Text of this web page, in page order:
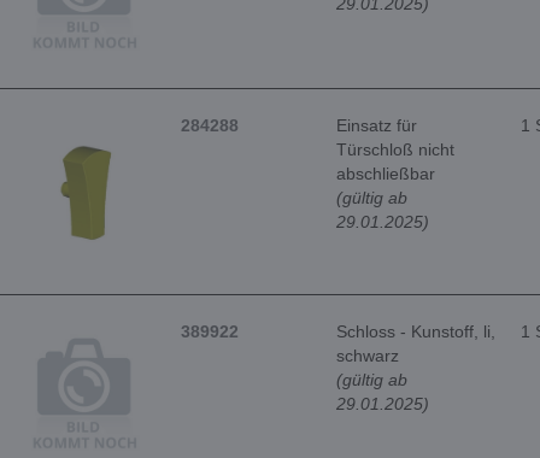
284288
Einsatz für
Türschloß nicht
abschließbar
(gültig ab
29.01.2025)
1
389922
Schloss - Kunstoff, li,
schwarz
(gültig ab
29.01.2025)
1